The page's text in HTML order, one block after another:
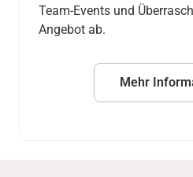
Team-Events und
Angebot ab.
Mehr